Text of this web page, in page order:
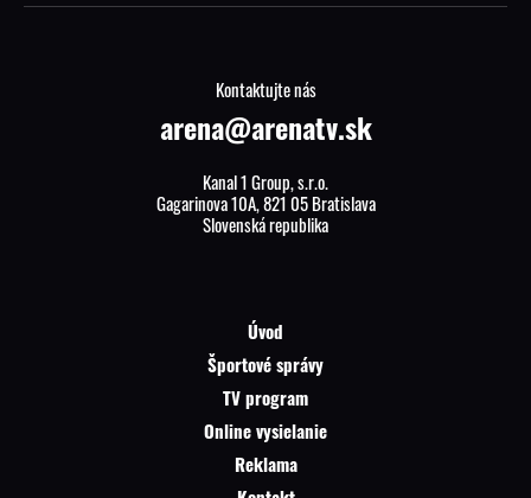
Kontaktujte nás
arena@arenatv.sk
Kanal 1 Group, s.r.o.
Gagarinova 10A, 821 05 Bratislava
Slovenská republika
Úvod
Športové správy
TV program
Online vysielanie
Reklama